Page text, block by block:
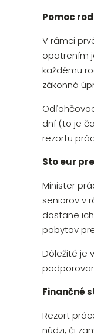
Pomoc
V rámci
opatrením
každému
zákonná
dní (to je
rezortu
Sto eur
Minister
seniorov v
dostane
pobytov
Dôležité je
Finančné
Rezort
núdzi, či